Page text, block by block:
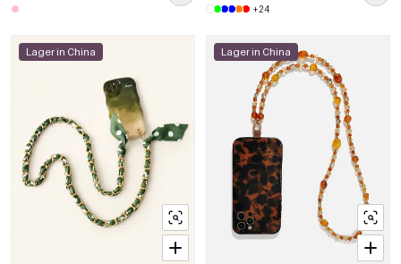
+24
Lager in China Lager in China